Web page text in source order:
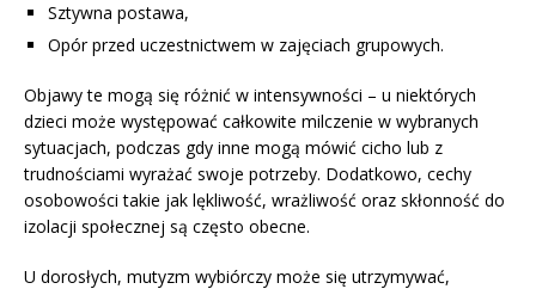
Sztywna postawa,
Opór przed uczestnictwem w zajęciach grupowych.
Objawy te mogą się różnić w intensywności – u niektórych
dzieci może występować całkowite milczenie w wybranych
sytuacjach, podczas gdy inne mogą mówić cicho lub z
trudnościami wyrażać swoje potrzeby. Dodatkowo, cechy
osobowości takie jak lękliwość, wrażliwość oraz skłonność do
izolacji społecznej są często obecne.
U dorosłych, mutyzm wybiórczy może się utrzymywać,